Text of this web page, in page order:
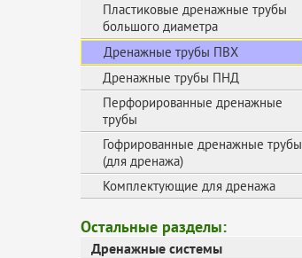
Пластиковые дренажные трубы
большого диаметра
Дренажные трубы ПВХ
Дренажные трубы ПНД
Перфорированные дренажные
трубы
Гофрированные дренажные трубы
(для дренажа)
Комплектующие для дренажа
Остальные разделы:
Дренажные системы